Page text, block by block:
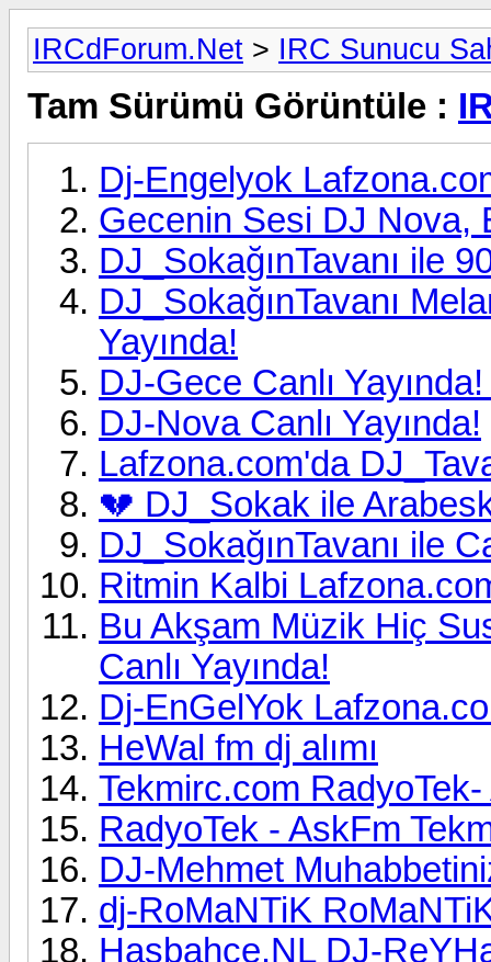
IRCdForum.Net > IRC Sunucu
Tam Sürümü Görüntüle :
Dj-Engelyok
Gecenin Sesi DJ Nova,
DJ_SokağınTavanı ile
DJ_SokağınTavanı
Yayında!
DJ-Gece Canlı
DJ-Nova Canlı Yayında!
Lafzona.com'da
💔 DJ_Sokak ile
DJ_SokağınTavanı ile
Ritmin Kalbi
Bu Akşam Müzik Hiç
Canlı Yayında!
Dj-EnGelYok
HeWal fm dj alımı
Tekmirc.com
RadyoTek - AskFm
DJ-Mehmet
dj-RoMaNTiK
Hasbahce.NL DJ-